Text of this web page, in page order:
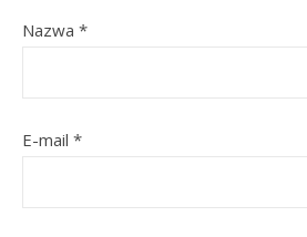
Nazwa *
E-mail *